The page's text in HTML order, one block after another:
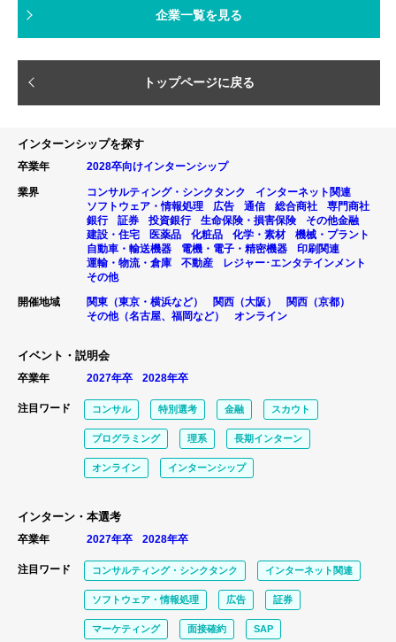
企業一覧を見る
トップページに戻る
インターンシップを探す
卒業年 2028卒向けインターンシップ
業界 コンサルティング・シンクタンク
インターネット関連
ソフトウェア・情報処理
広告 通信 総合商社
専門商社
銀行
証券 投資銀行 生命保険・損害保険
その他金融
建設・住宅
医薬品 化粧品 化学・素材
機械・プラント
自動車・輸送機器
電機・電子・精密機器
印刷関連
運輸・物流・倉庫
不動産
レジャー･エンタテインメント
その他
開催地域
関東（東京・横浜など） 関西（大阪）
関西（京都）
その他（名古屋、福岡など）
オンライン
イベント・説明会
卒業年 2027年卒 2028年卒
注目ワード コンサル 特別選考 金融 スカウト
プログラミング 理系 長期インターン
オンライン インターンシップ
インターン・本選考
卒業年 2027年卒 2028年卒
注目ワード コンサルティング・シンクタンク インターネット関連
ソフトウェア・情報処理 広告 証券
マーケティング 面接確約 SAP